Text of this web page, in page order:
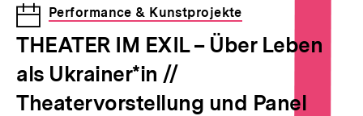
Veranstaltung
Performance & Kunstprojekte
THEATER IM EXIL – Über Leben
als Ukrainer*in //
Theatervorstellung und Panel